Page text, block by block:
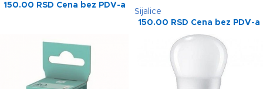
150.00 RSD Cena bez PDV-a
Sijalice
150.00 RSD Cena bez PDV-a